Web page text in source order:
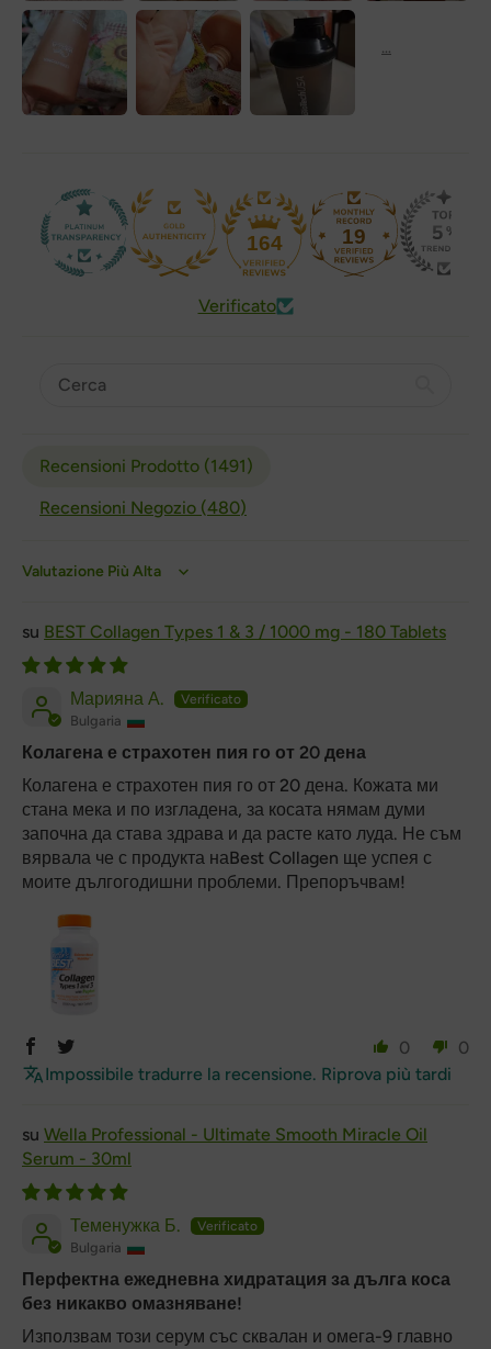
164 19
Verificato
Recensioni Prodotto (1491)
Recensioni Negozio (480)
Sort by
BEST Collagen Types 1 & 3 / 1000 mg - 180 Tablets
Марияна А.
Bulgaria
Колагена е страхотен пия го от 20 дена
Колагена е страхотен пия го от 20 дена. Кожата ми
стана мека и по изгладена, за косата нямам думи
започна да става здрава и да расте като луда. Не съм
вярвала че с продукта наBest Collagen ще успея с
моите дългогодишни проблеми. Препоръчвам!
0
0
Impossibile tradurre la recensione. Riprova più tardi
Wella Professional - Ultimate Smooth Miracle Oil
Serum - 30ml
Теменужка Б.
Bulgaria
Перфектна ежедневна хидратация за дълга коса
без никакво омазняване!
Използвам този серум със сквалан и омега-9 главно